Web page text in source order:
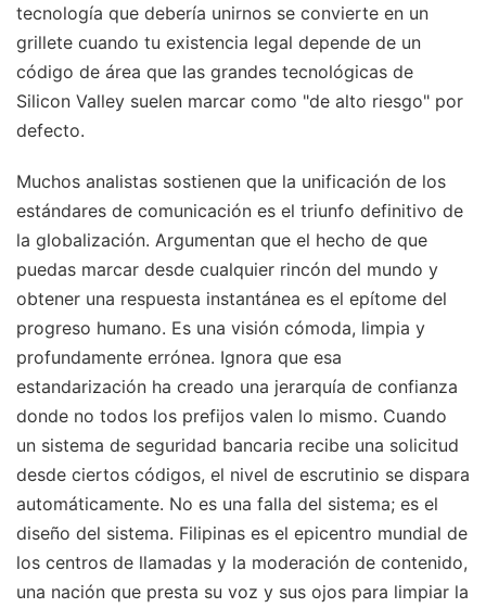
tecnología que debería unirnos se convierte en un
grillete cuando tu existencia legal depende de un
código de área que las grandes tecnológicas de
Silicon Valley suelen marcar como "de alto riesgo" por
defecto.
Muchos analistas sostienen que la unificación de los
estándares de comunicación es el triunfo definitivo de
la globalización. Argumentan que el hecho de que
puedas marcar desde cualquier rincón del mundo y
obtener una respuesta instantánea es el epítome del
progreso humano. Es una visión cómoda, limpia y
profundamente errónea. Ignora que esa
estandarización ha creado una jerarquía de confianza
donde no todos los prefijos valen lo mismo. Cuando
un sistema de seguridad bancaria recibe una solicitud
desde ciertos códigos, el nivel de escrutinio se dispara
automáticamente. No es una falla del sistema; es el
diseño del sistema. Filipinas es el epicentro mundial de
los centros de llamadas y la moderación de contenido,
una nación que presta su voz y sus ojos para limpiar la